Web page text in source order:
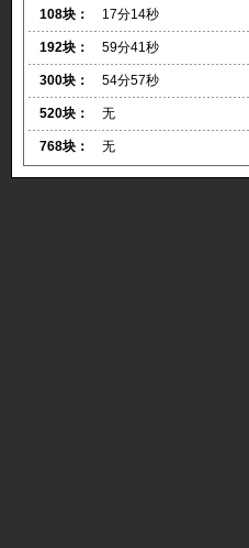
108块： 17分14秒
192块： 59分41秒
300块： 54分57秒
520块： 无
768块： 无